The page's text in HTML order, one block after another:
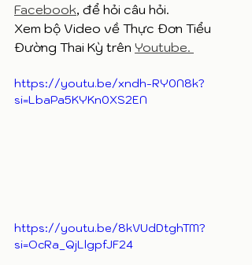
Facebook, để hỏi câu hỏi.
Xem bộ Video về Thực Đơn Tiểu
Đường Thai Kỳ trên Youtube.
https://youtu.be/xndh-RY0N8k?
si=LbaPa5KYKn0XS2EN
https://youtu.be/8kVUdDtghTM?
si=OcRa_QjLlgpfJF24